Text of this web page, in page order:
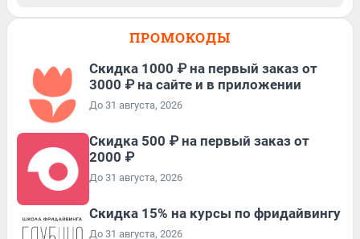
ПРОМОКОДЫ
Скидка 1000 ₽ на первый заказ от
3000 ₽ на сайте и в приложении
До 31 августа, 2026
Скидка 500 ₽ на первый заказ от
2000 ₽
До 31 августа, 2026
Скидка 15% на курсы по фридайвингу
До 31 августа, 2026